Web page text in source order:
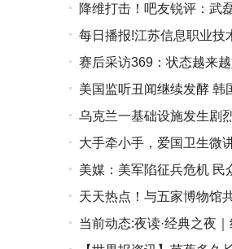
降维打击！吧友锐评：武
每日播报!江苏信息职业技
（南京）大学生设计展
赛后采访369：状态越来
美国监听丑闻继续发酵 韩
乌克兰一基础设施发生剧
大手牵小手，爱国卫生微
美媒：美军陷征兵危机 民
天天热点！与五家博物馆
当前动态:夜读·经典之夜